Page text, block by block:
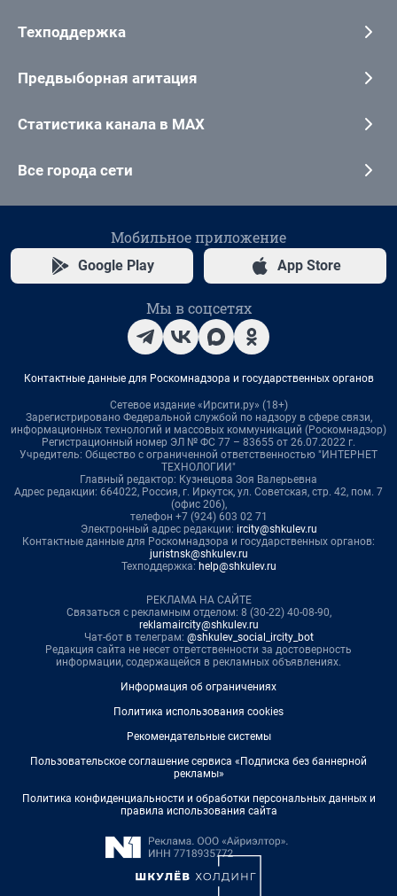
Техподдержка
Предвыборная агитация
Статистика канала в MAX
Все города сети
Мобильное приложение
Google Play App Store
Мы в соцсетях
Контактные данные для Роскомнадзора и государственных органов
Сетевое издание «Ирсити.ру» (18+)
Зарегистрировано Федеральной службой по надзору в сфере связи,
информационных технологий и массовых коммуникаций (Роскомнадзор)
Регистрационный номер ЭЛ № ФС 77 – 83655 от 26.07.2022 г.
Учредитель: Общество с ограниченной ответственностью "ИНТЕРНЕТ
ТЕХНОЛОГИИ"
Главный редактор: Кузнецова Зоя Валерьевна
Адрес редакции: 664022, Россия, г. Иркутск, ул. Советская, стр. 42, пом. 7
(офис 206),
телефон +7 (924) 603 02 71
Электронный адрес редакции: ircity@shkulev.ru
Контактные данные для Роскомнадзора и государственных органов:
juristnsk@shkulev.ru
Техподдержка: help@shkulev.ru
РЕКЛАМА НА САЙТЕ
Связаться с рекламным отделом: 8 (30-22) 40-08-90,
reklamaircity@shkulev.ru
Чат-бот в телеграм: @shkulev_social_ircity_bot
Редакция сайта не несет ответственности за достоверность
информации, содержащейся в рекламных объявлениях.
Информация об ограничениях
Политика использования cookies
Рекомендательные системы
Пользовательское соглашение сервиса «Подписка без баннерной
рекламы»
Политика конфиденциальности и обработки персональных данных и
правила использования сайта